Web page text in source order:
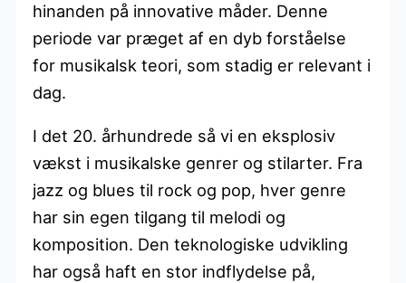
hinanden på innovative måder. Denne
periode var præget af en dyb forståelse
for musikalsk teori, som stadig er relevant i
dag.
I det 20. århundrede så vi en eksplosiv
vækst i musikalske genrer og stilarter. Fra
jazz og blues til rock og pop, hver genre
har sin egen tilgang til melodi og
komposition. Den teknologiske udvikling
har også haft en stor indflydelse på,